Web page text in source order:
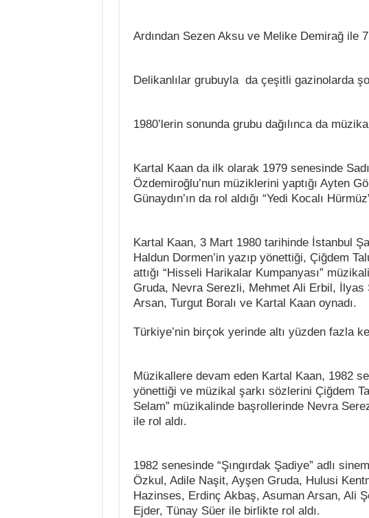
Ardından Sezen Aksu ve Melike Demirağ ile
Delikanlılar grubuyla da çeşitli gazinolarda
1980’lerin sonunda grubu dağılınca da
Kartal Kaan da ilk olarak 1979 senesinde
Özdemiroğlu’nun müziklerini yaptığı Ayten
Günaydın’ın da rol aldığı “Yedi Kocalı
Kartal Kaan, 3 Mart 1980 tarihinde İstanbul
Haldun Dormen’in yazıp yönettiği, Çiğdem
attığı “Hisseli Harikalar Kumpanyası”
Gruda, Nevra Serezli, Mehmet Ali Erbil, İlyas
Arsan, Turgut Boralı ve Kartal Kaan oynadı.
Türkiye’nin birçok yerinde altı yüzden fazla
Müzikallere devam eden Kartal Kaan, 1982
yönettiği ve müzikal şarkı sözlerini Çiğdem
Selam” müzikalinde başrollerinde Nevra
ile rol aldı.
1982 senesinde “Şıngırdak Şadiye” adlı
Özkul, Adile Naşit, Ayşen Gruda, Hulusi
Hazinses, Erdinç Akbaş, Asuman Arsan, Ali
Ejder, Tünay Süer ile birlikte rol aldı.